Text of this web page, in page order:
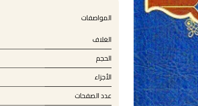
المواصفات
الغلاف
الحجم
الأجزاء
عدد الصفحات